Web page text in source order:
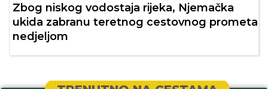
Zbog niskog vodostaja rijeka, Njemačka
ukida zabranu teretnog cestovnog prometa
nedjeljom